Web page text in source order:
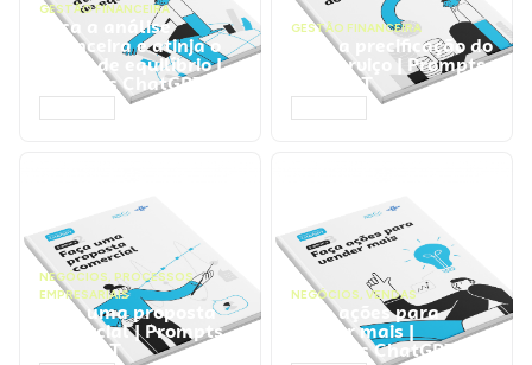
GESTÃO FINANCEIRA
Faça a análise
financeira e atinja o
ponto de equilíbrio |
Prompts ChatGPT
GESTÃO FINANCEIRA
Faça a precificação do
seu serviço | Prompts
ChatGPT
NEGÓCIOS, PROCESSOS
EMPRESARIAIS
Faça uma proposta
comercial | Prompts
ChatGPT
NEGÓCIOS, VENDAS
Faça ações para
vender mais |
Prompts ChatGPT